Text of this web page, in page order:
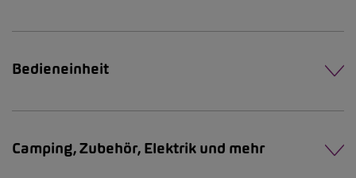
Bedieneinheit
Camping, Zubehör, Elektrik und mehr